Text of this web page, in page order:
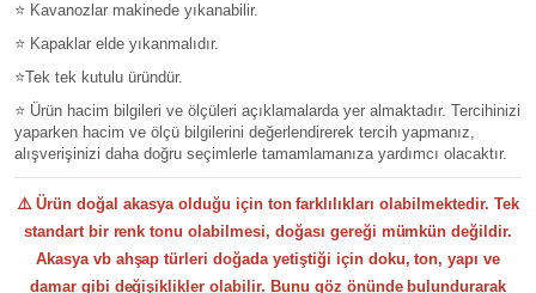
⭐ Kavanozlar makinede yıkanabilir.
⭐ Kapaklar elde yıkanmalıdır.
⭐Tek tek kutulu üründür.
⭐ Ürün hacim bilgileri ve ölçüleri açıklamalarda yer almaktadır. Tercihinizi
yaparken hacim ve ölçü bilgilerini değerlendirerek tercih yapmanız,
alışverişinizi daha doğru seçimlerle tamamlamanıza yardımcı olacaktır.
⚠️Ürün doğal akasya olduğu için ton farklılıkları olabilmektedir. Tek
standart bir renk tonu olabilmesi, doğası gereği mümkün değildir.
Akasya vb ahşap türleri doğada yetiştiği için doku, ton, yapı ve
damar gibi değişiklikler olabilir. Bunu göz önünde bulundurarak